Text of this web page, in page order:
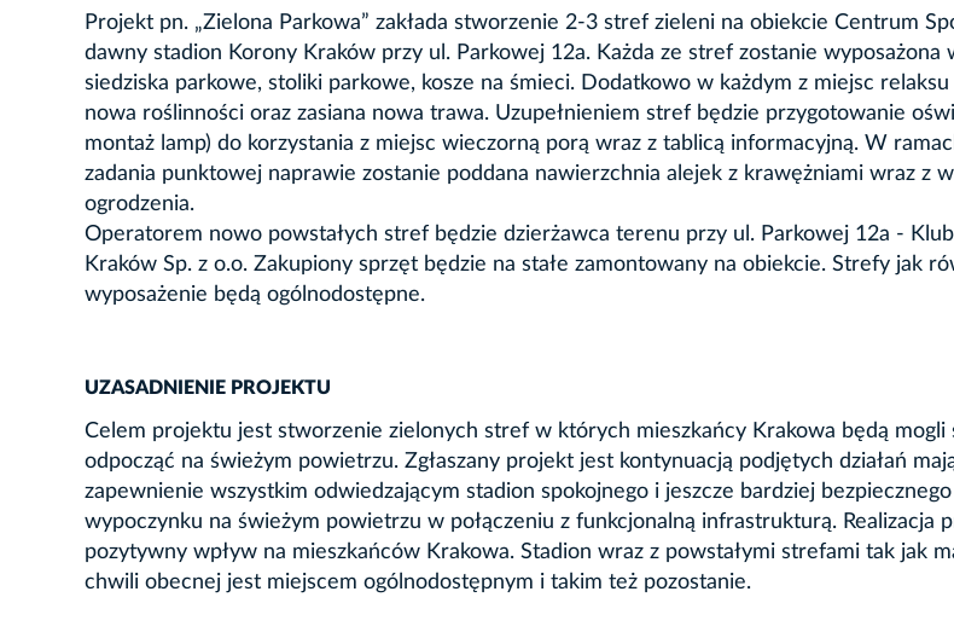
Projekt pn. „Zielona Parkowa” zakłada stworzenie 2-3 stref zieleni na obiekcie Centrum
dawny stadion Korony Kraków przy ul. Parkowej 12a. Każda ze stref zostanie wyposażona
siedziska parkowe, stoliki parkowe, kosze na śmieci. Dodatkowo w każdym z miejsc relaksu
nowa roślinności oraz zasiana nowa trawa. Uzupełnieniem stref będzie przygotowanie
montaż lamp) do korzystania z miejsc wieczorną porą wraz z tablicą informacyjną. W
zadania punktowej naprawie zostanie poddana nawierzchnia alejek z krawężniami wraz z
ogrodzenia.
Operatorem nowo powstałych stref będzie dzierżawca terenu przy ul. Parkowej 12a -
Kraków Sp. z o.o. Zakupiony sprzęt będzie na stałe zamontowany na obiekcie. Strefy jak
wyposażenie będą ogólnodostępne.
UZASADNIENIE PROJEKTU
Celem projektu jest stworzenie zielonych stref w których mieszkańcy Krakowa będą mogli
odpocząć na świeżym powietrzu. Zgłaszany projekt jest kontynuacją podjętych działań
zapewnienie wszystkim odwiedzającym stadion spokojnego i jeszcze bardziej
wypoczynku na świeżym powietrzu w połączeniu z funkcjonalną infrastrukturą. Realizacja
pozytywny wpływ na mieszkańców Krakowa. Stadion wraz z powstałymi strefami tak jak
chwili obecnej jest miejscem ogólnodostępnym i takim też pozostanie.